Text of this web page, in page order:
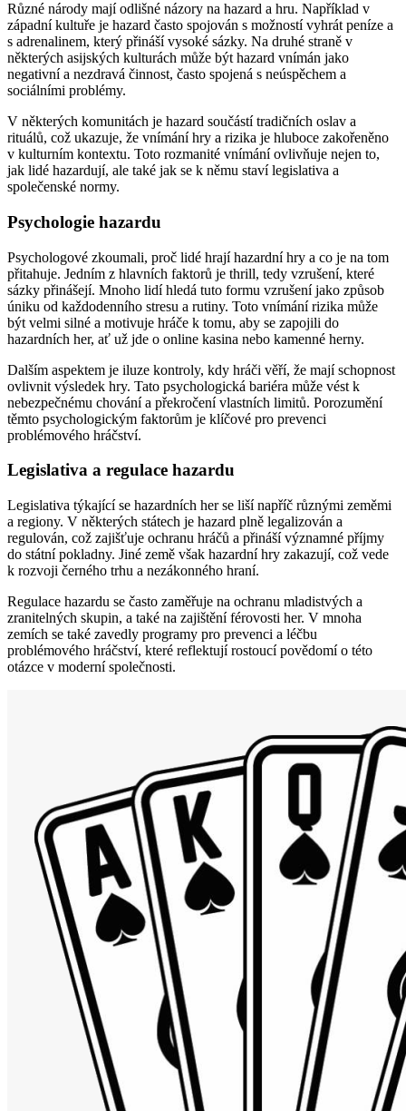
Různé národy mají odlišné názory na hazard a hru. Například v
západní kultuře je hazard často spojován s možností vyhrát peníze a
s adrenalinem, který přináší vysoké sázky. Na druhé straně v
některých asijských kulturách může být hazard vnímán jako
negativní a nezdravá činnost, často spojená s neúspěchem a
sociálními problémy.
V některých komunitách je hazard součástí tradičních oslav a
rituálů, což ukazuje, že vnímání hry a rizika je hluboce zakořeněno
v kulturním kontextu. Toto rozmanité vnímání ovlivňuje nejen to,
jak lidé hazardují, ale také jak se k němu staví legislativa a
společenské normy.
Psychologie hazardu
Psychologové zkoumali, proč lidé hrají hazardní hry a co je na tom
přitahuje. Jedním z hlavních faktorů je thrill, tedy vzrušení, které
sázky přinášejí. Mnoho lidí hledá tuto formu vzrušení jako způsob
úniku od každodenního stresu a rutiny. Toto vnímání rizika může
být velmi silné a motivuje hráče k tomu, aby se zapojili do
hazardních her, ať už jde o online kasina nebo kamenné herny.
Dalším aspektem je iluze kontroly, kdy hráči věří, že mají schopnost
ovlivnit výsledek hry. Tato psychologická bariéra může vést k
nebezpečnému chování a překročení vlastních limitů. Porozumění
těmto psychologickým faktorům je klíčové pro prevenci
problémového hráčství.
Legislativa a regulace hazardu
Legislativa týkající se hazardních her se liší napříč různými zeměmi
a regiony. V některých státech je hazard plně legalizován a
regulován, což zajišťuje ochranu hráčů a přináší významné příjmy
do státní pokladny. Jiné země však hazardní hry zakazují, což vede
k rozvoji černého trhu a nezákonného hraní.
Regulace hazardu se často zaměřuje na ochranu mladistvých a
zranitelných skupin, a také na zajištění férovosti her. V mnoha
zemích se také zavedly programy pro prevenci a léčbu
problémového hráčství, které reflektují rostoucí povědomí o této
otázce v moderní společnosti.